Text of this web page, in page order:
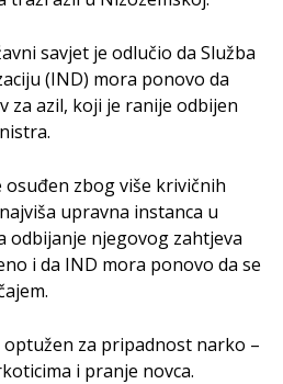
savjet je odlučio da Služba
(IND) mora ponovo da
za azil, koji je ranije odbijen
osuđen zbog više krivičnih
upravna instanca u
odbijanje njegovog zahtjeva
i da IND mora ponovo da se
optužen za pripadnost narko –
i pranje novca.